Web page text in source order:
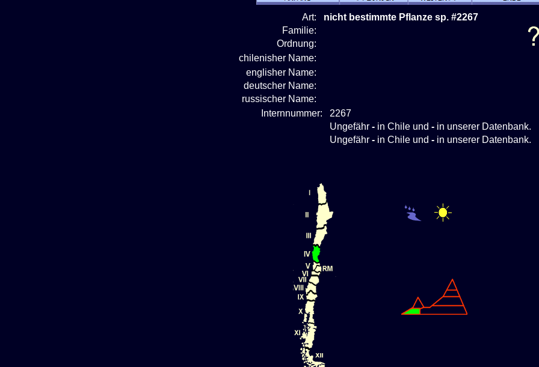
Art:
nicht bestimmte Pflanze sp. #2267
Familie:
Ordnung:
chilenisher Name:
englisher Name:
deutscher Name:
russischer Name:
Internnummer:
2267
Ungefähr - in Chile und - in unserer Datenbank.
Ungefähr - in Chile und - in unserer Datenbank.